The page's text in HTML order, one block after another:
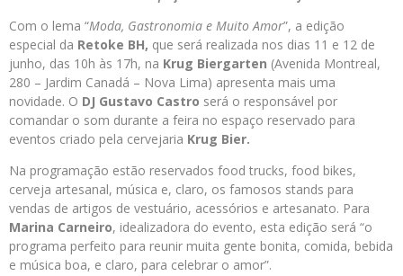
Com o lema “Moda, Gastronomia e Muito Amor”, a edição
especial da Retoke BH, que será realizada nos dias 11 e 12 de
junho, das 10h às 17h, na Krug Biergarten (Avenida Montreal,
280 – Jardim Canadá – Nova Lima) apresenta mais uma
novidade. O DJ Gustavo Castro será o responsável por
comandar o som durante a feira no espaço reservado para
eventos criado pela cervejaria Krug Bier.
Na programação estão reservados food trucks, food bikes,
cerveja artesanal, música e, claro, os famosos stands para
vendas de artigos de vestuário, acessórios e artesanato. Para
Marina Carneiro, idealizadora do evento, esta edição será “o
programa perfeito para reunir muita gente bonita, comida, bebida
e música boa, e claro, para celebrar o amor”.